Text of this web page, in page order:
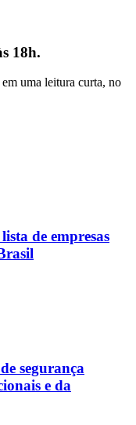
18h.
uma leitura curta, no
de empresas
segurança
e da